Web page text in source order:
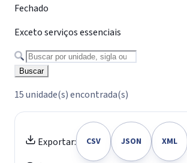
Fechado
Exceto serviços essenciais
Buscar por unidade
Buscar
15 unidade(s) encontrada(s)
Exportar: CSV JSON XML